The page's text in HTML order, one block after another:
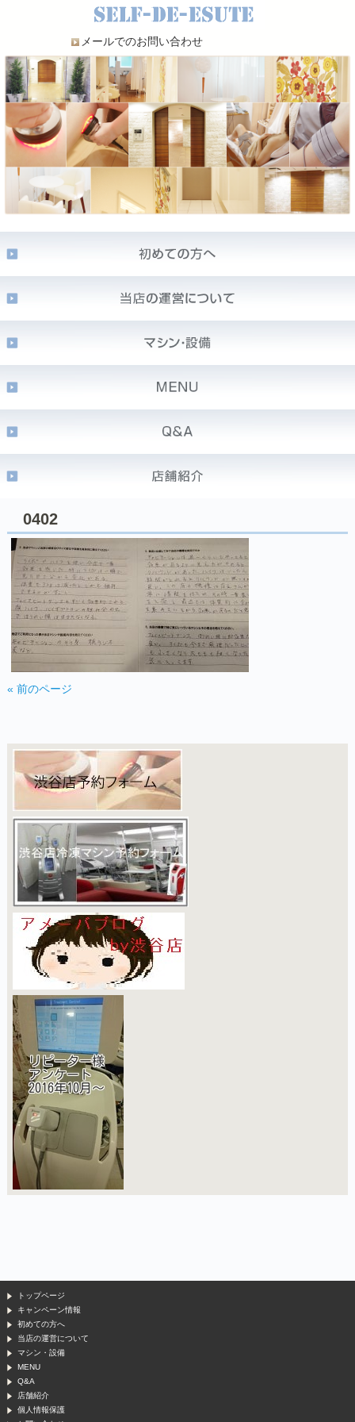
メールでのお問い合わせ
0402
« 前のページ
トップページ
キャンペーン情報
初めての方へ
当店の運営について
マシン・設備
MENU
Q&A
店舗紹介
個人情報保護